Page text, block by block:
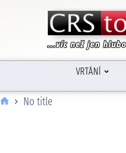
VRTÁNÍ
No title